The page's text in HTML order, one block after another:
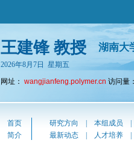
王建锋 教授 湖南大
2026年8月7日 星期五
网址： wangjianfeng.polymer.cn 访问量
首页 研究方向 本组成员
简介
最新动态 人才培养